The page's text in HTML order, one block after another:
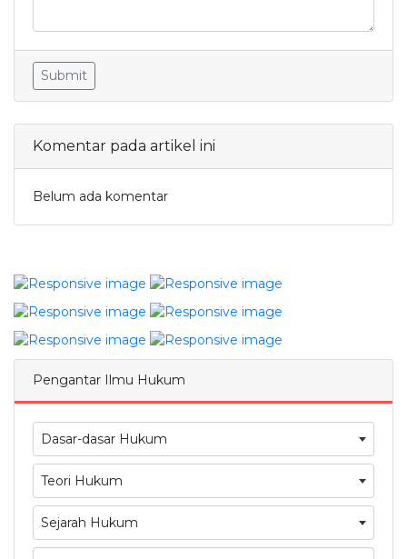
Submit
Komentar pada artikel ini
Belum ada komentar
Pengantar Ilmu Hukum
Dasar-dasar Hukum
Teori Hukum
Sejarah Hukum